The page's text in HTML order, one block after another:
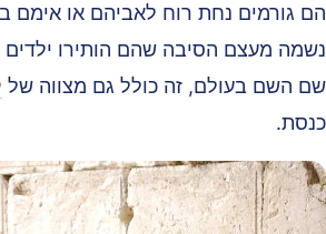
גורמים נחת רוח לאביהם או אימם
מעצם הסיבה שהם הותירו ילדים
השם בעולם, זה כולל גם מצווה של